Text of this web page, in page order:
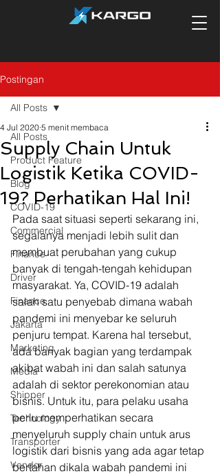
Postingan
All Posts
Product Feature
Blog
COVID-19
Commercial
Finance
Driver
Finance
Jakarta
Marketing
Media
Shipper
Technology
Transporter
Vendor
All Posts
Supply Chain Untuk
Logistik Ketika COVID-
19? Perhatikan Hal Ini!
4 Jul 2020 5 menit membaca
Pada saat situasi seperti sekarang ini,
segalanya menjadi lebih sulit dan
membuat perubahan yang cukup
banyak di tengah-tengah kehidupan
masyarakat. Ya, COVID-19 adalah
salah satu penyebab dimana wabah
pandemi ini menyebar ke seluruh
penjuru tempat. Karena hal tersebut,
ada banyak bagian yang terdampak
akibat wabah ini dan salah satunya
adalah di sektor perekonomian atau
bisnis. Untuk itu, para pelaku usaha
perlu memperhatikan secara
menyeluruh supply chain untuk arus
logistik dari bisnis yang ada agar tetap
bertahan dikala wabah pandemi ini